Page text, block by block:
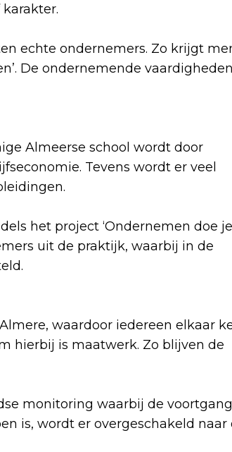
echte ondernemers. Zo krijgt
De ondernemende vaardigheden
Almeerse school wordt door
Tevens wordt er veel
het project ‘Ondernemen doe je
uit de praktijk, waarbij in de
waardoor iedereen elkaar
hierbij is maatwerk. Zo blijven de
monitoring waarbij de voortgang
is, wordt er overgeschakeld naar